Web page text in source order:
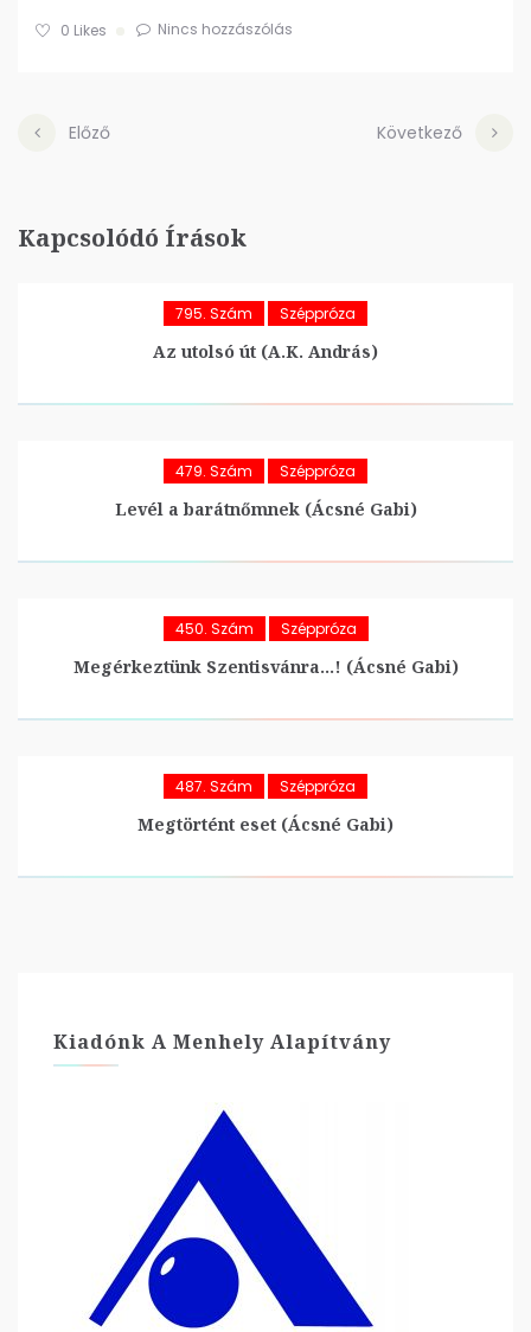
0 Likes Nincs hozzászólás
Előző Következő
Kapcsolódó Írások
795. Szám Széppróza
Az utolsó út (A.K. András)
479. Szám Széppróza
Levél a barátnőmnek (Ácsné Gabi)
450. Szám Széppróza
Megérkeztünk Szentisvánra…! (Ácsné Gabi)
487. Szám Széppróza
Megtörtént eset (Ácsné Gabi)
Kiadónk A Menhely Alapítvány